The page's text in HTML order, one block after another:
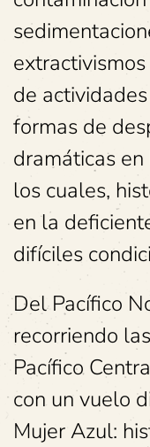
de
formas de
dramáticas
los cuales,
en la
difíciles
Del Pacífico
recorriendo
Pacífico
con un vuelo
Mujer Azul: